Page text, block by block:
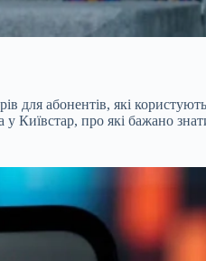
для абонентів, які
Київстар, про які бажано